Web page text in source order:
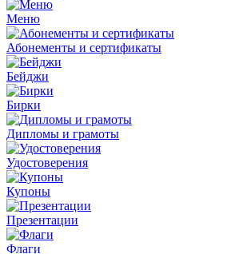
Меню
Абонементы и сертификаты
Бейджи
Бирки
Дипломы и грамоты
Удостоверения
Купоны
Презентации
Флаги